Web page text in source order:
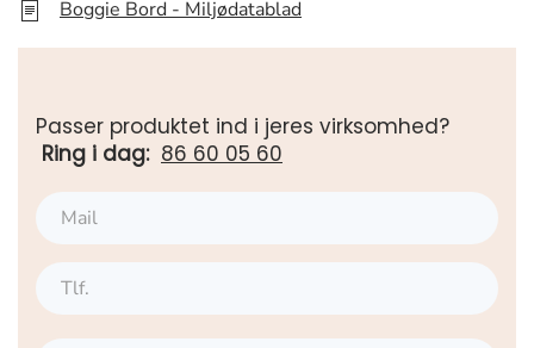
Boggie Bord - Miljødatablad
Passer produktet ind i jeres virksomhed?
Ring i dag: 86 60 05 60